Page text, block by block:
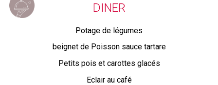
DINER
Potage de légumes
beignet de Poisson sauce tartare
Petits pois et carottes glacés
Eclair au café